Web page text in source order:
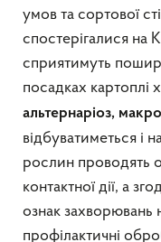
умов та сортової
спостерігалися на
сприятимуть
посадках картоплі
альтернаріоз,
відбуватиметься і
рослин проводять
контактної дії, а
ознак захворювань
профілактичні